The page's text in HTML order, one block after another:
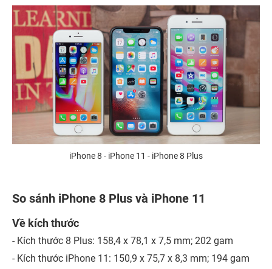
iPhone 8 - iPhone 11 - iPhone 8 Plus
So sánh iPhone 8 Plus và iPhone 11
Về kích thước
- Kích thước 8 Plus: 158,4 x 78,1 x 7,5 mm; 202 gam
- Kích thước iPhone 11: 150,9 x 75,7 x 8,3 mm; 194 gam